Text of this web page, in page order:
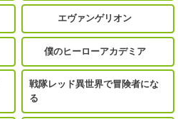
エヴァンゲリオン
僕のヒーローアカデミア
戦隊レッド異世界で冒険者にな
る